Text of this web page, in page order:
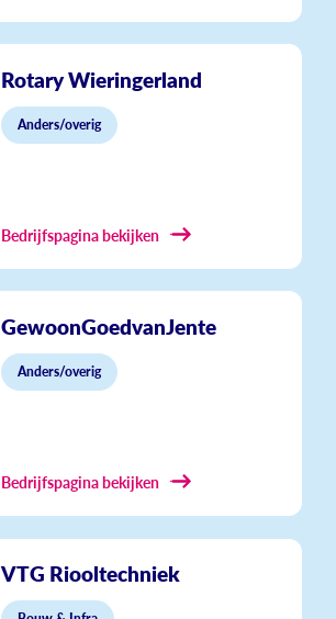
Rotary Wieringerland
Anders/overig
Bedrijfspagina bekijken
GewoonGoedvanJente
Anders/overig
Bedrijfspagina bekijken
VTG Riooltechniek